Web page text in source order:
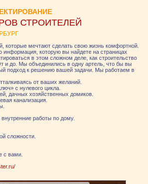
СТРОИТЕЛЕЙ
которые мечтают сделать свою жизнь комфортной.
информация, которую вы найдете на страницах
в этом сложном деле, как строительство
и до. Мы объединились в одну артель, что бы вы
подход к решению вашей задачи. Мы работаем в
от ваших желаний.
с нулевого цикла.
дачных хозяйственных домиков.
канализация.
работы по дому.
сложности.
с вами.